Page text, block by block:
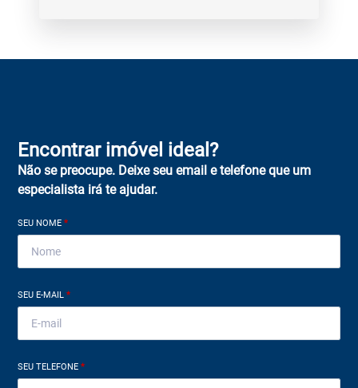
Encontrar imóvel ideal?
Não se preocupe. Deixe seu email e telefone que um
especialista irá te ajudar.
SEU NOME*
SEU E-MAIL*
SEU TELEFONE*